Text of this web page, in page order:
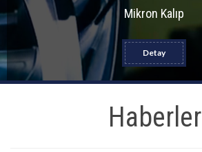
Mikron Kalıp
Detay
Haberler